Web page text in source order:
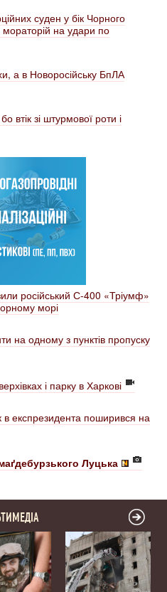
суден у бік Чорного
на удари по
а в Новоросійську БпЛА
втік зі штурмової роти і
російський С-400 «Тріумф»
морі
на одному з пунктів пропуску
і парку в Харкові
експрезидента поширився на
маґдебурзького Луцька